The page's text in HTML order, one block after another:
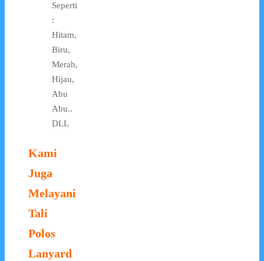
Seperti
:
Hitam,
Biru,
Merah,
Hijau,
Abu
Abu..
DLL
Kami
Juga
Melayani
Tali
Polos
Lanyard